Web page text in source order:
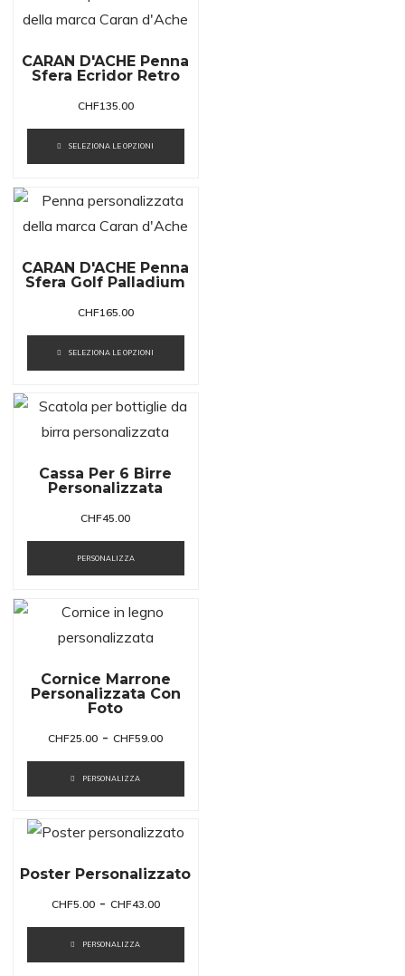
CARAN D'ACHE Penna
Sfera Ecridor Retro
CHF135.00
SELEZIONA LE OPZIONI
CARAN D'ACHE Penna
Sfera Golf Palladium
CHF165.00
SELEZIONA LE OPZIONI
Cassa Per 6 Birre
Personalizzata
CHF45.00
PERSONALIZZA
Cornice Marrone
Personalizzata Con
Foto
CHF25.00 - CHF59.00
PERSONALIZZA
Poster Personalizzato
CHF5.00 - CHF43.00
PERSONALIZZA